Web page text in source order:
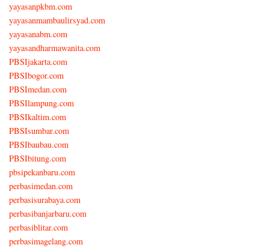
yayasanpkbm.com
yayasanmambaulirsyad.com
yayasanabm.com
yayasandharmawanita.com
PBSIjakarta.com
PBSIbogor.com
PBSImedan.com
PBSIlampung.com
PBSIkaltim.com
PBSIsumbar.com
PBSIbaubau.com
PBSIbitung.com
pbsipekanbaru.com
perbasimedan.com
perbasisurabaya.com
perbasibanjarbaru.com
perbasiblitar.com
perbasimagelang.com